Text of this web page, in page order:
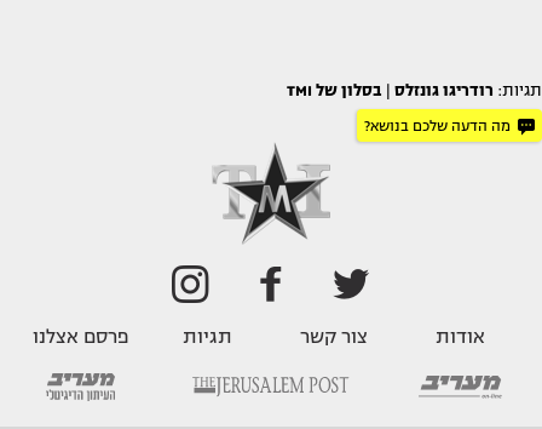
תגיות: רודריגו גונזלס בסלון של TMI
מה הדעה שלכם בנושא?
אודות צור קשר תגיות פרסם אצלנו